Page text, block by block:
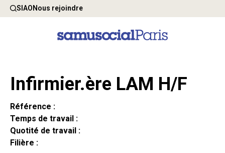
SIAONous rejoindre
Infirmier.ère LAM H/F
Référence :
Temps de travail :
Quotité de travail :
Filière :